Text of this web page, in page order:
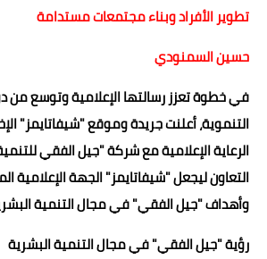
تطوير الأفراد وبناء مجتمعات مستدامة
حسين السمنودي
في خطوة تعزز رسالتها الإعلامية وتوسع من
التنموية، أعلنت جريدة وموقع "شيفاتايمز"
الرعاية الإعلامية مع شركة "جيل الفقي
التعاون ليجعل "شيفاتايمز" الجهة الإعلامية
وأهداف "جيل الفقي" في مجال التنمية
رؤية "جيل الفقي" في مجال التنمية البشرية